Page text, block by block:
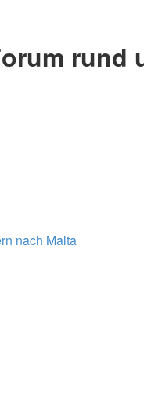
rund
nach Malta